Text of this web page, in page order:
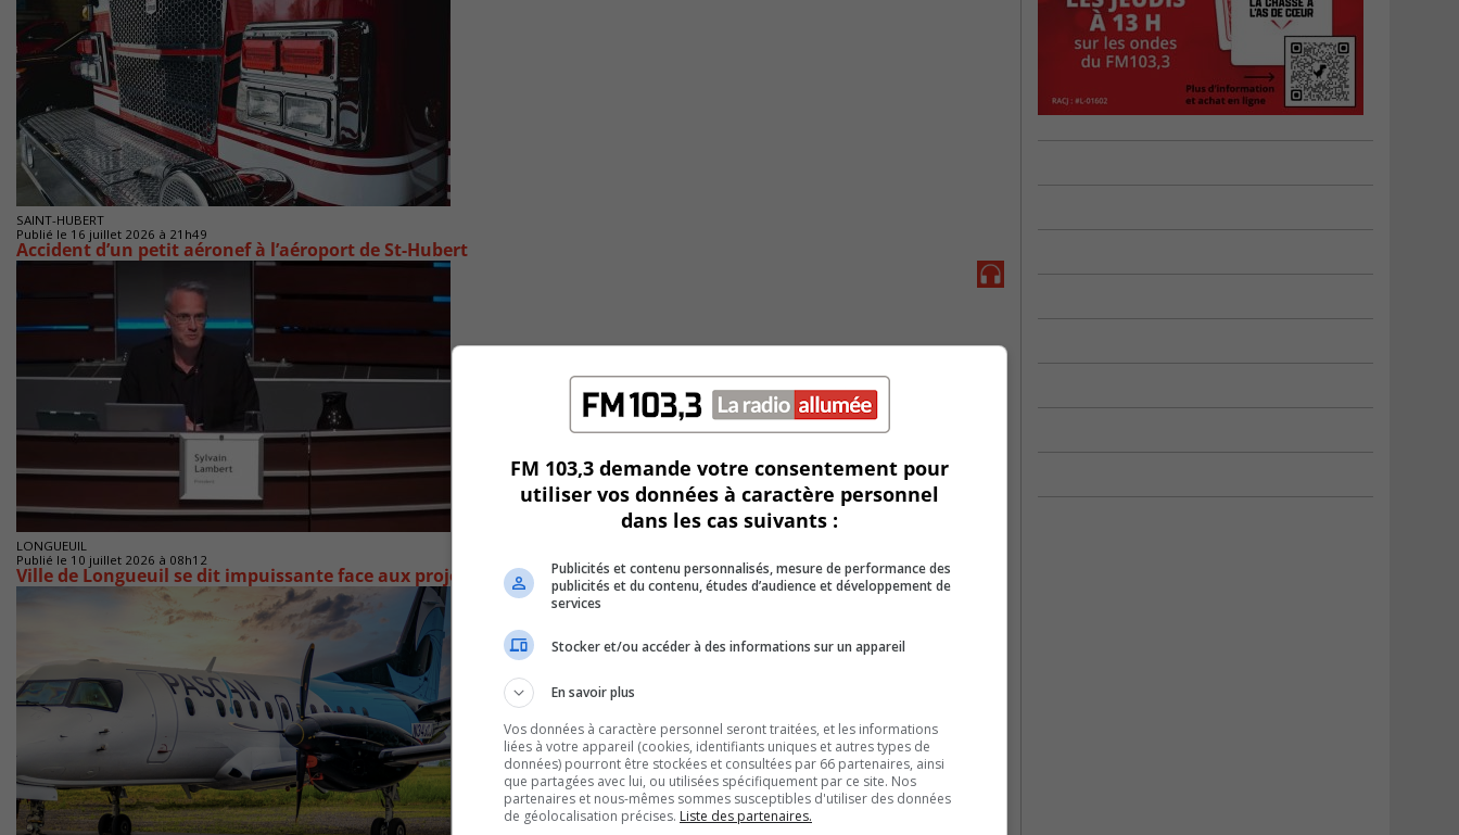
SAINT-HUBERT
Publié le 16 juillet 2026 à 21h49
Accident d’un petit aéronef à l’aéroport de St-Hubert
LONGUEUIL
Publié le 10 juillet 2026 à 08h12
Ville de Longueuil se dit impuissante face aux projets de MET
FM 103,3 demande votre consentement pour
utiliser vos données à caractère personnel
dans les cas suivants :
Publicités et contenu personnalisés, mesure de performance des
publicités et du contenu, études d’audience et développement de
services
Stocker et/ou accéder à des informations sur un appareil
En savoir plus
Vos données à caractère personnel seront traitées, et les informations
liées à votre appareil (cookies, identifiants uniques et autres types de
données) pourront être stockées et consultées par 66 partenaires, ainsi
que partagées avec lui, ou utilisées spécifiquement par ce site. Nos
partenaires et nous-mêmes sommes susceptibles d'utiliser des données
de géolocalisation précises. Liste des partenaires.